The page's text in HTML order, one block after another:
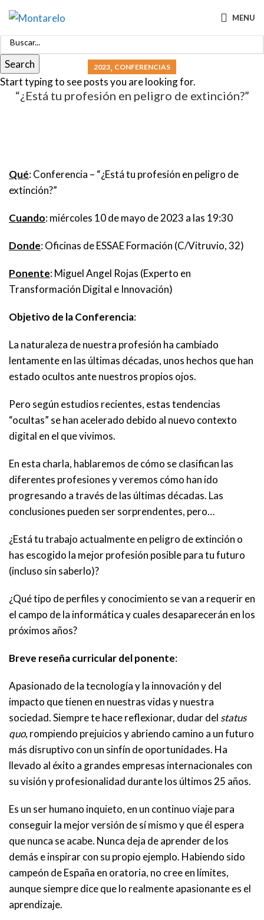
MENU
2023, CONFERENCIAS
“¿Está tu profesión en peligro de extinción?”
Qué: Conferencia – “¿Está tu profesión en peligro de
extinción?”
Cuando: miércoles 10 de mayo de 2023 a las 19:30
Donde: Oficinas de ESSAE Formación (C/Vitruvio, 32)
Ponente: Miguel Angel Rojas (Experto en
Transformación Digital e Innovación)
Objetivo de la Conferencia:
La naturaleza de nuestra profesión ha cambiado
lentamente en las últimas décadas, unos hechos que han
estado ocultos ante nuestros propios ojos.
Pero según estudios recientes, estas tendencias
“ocultas” se han acelerado debido al nuevo contexto
digital en el que vivimos.
En esta charla, hablaremos de cómo se clasifican las
diferentes profesiones y veremos cómo han ido
progresando a través de las últimas décadas. Las
conclusiones pueden ser sorprendentes, pero…
¿Está tu trabajo actualmente en peligro de extinción o
has escogido la mejor profesión posible para tu futuro
(incluso sin saberlo)?
¿Qué tipo de perfiles y conocimiento se van a requerir en
el campo de la informática y cuales desaparecerán en los
próximos años?
Breve reseña curricular del ponente:
Apasionado de la tecnología y la innovación y del
impacto que tienen en nuestras vidas y nuestra
sociedad. Siempre te hace reflexionar, dudar del status
quo, rompiendo prejuicios y abriendo camino a un futuro
más disruptivo con un sinfín de oportunidades. Ha
llevado al éxito a grandes empresas internacionales con
su visión y profesionalidad durante los últimos 25 años.
Es un ser humano inquieto, en un continuo viaje para
conseguir la mejor versión de sí mismo y que él espera
que nunca se acabe. Nunca deja de aprender de los
demás e inspirar con su propio ejemplo. Habiendo sido
campeón de España en oratoria, no cree en límites,
aunque siempre dice que lo realmente apasionante es el
aprendizaje.
Search
Start typing to see posts you are looking for.